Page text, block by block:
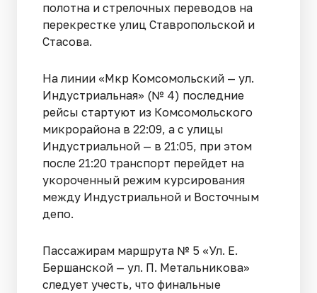
полотна и стрелочных переводов на
перекрестке улиц Ставропольской и
Стасова.
На линии «Мкр Комсомольский — ул.
Индустриальная» (№ 4) последние
рейсы стартуют из Комсомольского
микрорайона в 22:09, а с улицы
Индустриальной — в 21:05, при этом
после 21:20 транспорт перейдет на
укороченный режим курсирования
между Индустриальной и Восточным
депо.
Пассажирам маршрута № 5 «Ул. Е.
Бершанской — ул. П. Метальникова»
следует учесть, что финальные